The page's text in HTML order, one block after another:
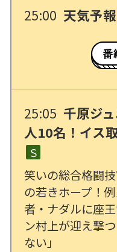
25:00 天気予報
番
25:05 千原ジ
人10名！イス
Ｓ
笑いの総合格闘
の若きホープ！
者・ナダルに座
ン村上が迎え撃
ない」